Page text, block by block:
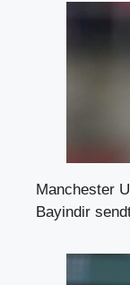
Manchester
Bayindir